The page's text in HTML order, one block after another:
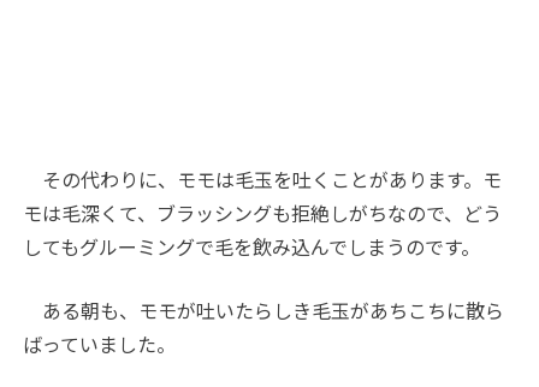
その代わりに、モモは毛玉を吐くことがあります。モ
モは毛深くて、ブラッシングも拒絶しがちなので、どう
してもグルーミングで毛を飲み込んでしまうのです。
ある朝も、モモが吐いたらしき毛玉があちこちに散ら
ばっていました。